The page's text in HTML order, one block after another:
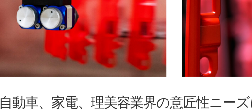
自動車、家電、理美容業界の意匠性ニーズ